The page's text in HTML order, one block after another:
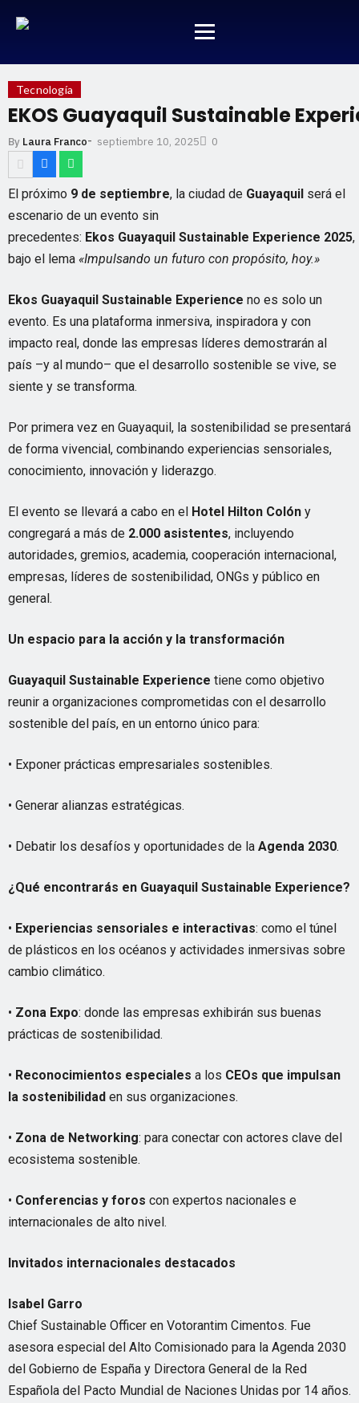
Tecnología
EKOS Guayaquil Sustainable
By Laura Franco- septiembre 10, 2025 0
El próximo 9 de septiembre, la ciudad de Guayaquil será el
escenario de un evento sin
precedentes: Ekos Guayaquil Sustainable Experience 2025,
bajo el lema «Impulsando un futuro con propósito, hoy.»
Ekos Guayaquil Sustainable Experience no es solo un
evento. Es una plataforma inmersiva, inspiradora y con
impacto real, donde las empresas líderes demostrarán al
país –y al mundo– que el desarrollo sostenible se vive, se
siente y se transforma.
Por primera vez en Guayaquil, la sostenibilidad se presentará
de forma vivencial, combinando experiencias sensoriales,
conocimiento, innovación y liderazgo.
El evento se llevará a cabo en el Hotel Hilton Colón y
congregará a más de 2.000 asistentes, incluyendo
autoridades, gremios, academia, cooperación internacional,
empresas, líderes de sostenibilidad, ONGs y público en
general.
Un espacio para la acción y la transformación
Guayaquil Sustainable Experience tiene como objetivo
reunir a organizaciones comprometidas con el desarrollo
sostenible del país, en un entorno único para:
• Exponer prácticas empresariales sostenibles.
• Generar alianzas estratégicas.
• Debatir los desafíos y oportunidades de la Agenda 2030.
¿Qué encontrarás en Guayaquil Sustainable Experience?
• Experiencias sensoriales e interactivas: como el túnel
de plásticos en los océanos y actividades inmersivas sobre
cambio climático.
• Zona Expo: donde las empresas exhibirán sus buenas
prácticas de sostenibilidad.
• Reconocimientos especiales a los CEOs que impulsan
la sostenibilidad en sus organizaciones.
• Zona de Networking: para conectar con actores clave del
ecosistema sostenible.
• Conferencias y foros con expertos nacionales e
internacionales de alto nivel.
Invitados internacionales destacados
Isabel Garro
Chief Sustainable Officer en Votorantim Cimentos. Fue
asesora especial del Alto Comisionado para la Agenda 2030
del Gobierno de España y Directora General de la Red
Española del Pacto Mundial de Naciones Unidas por 14 años.